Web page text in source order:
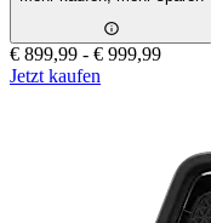
€ 899,99 - € 999,99
Jetzt kaufen